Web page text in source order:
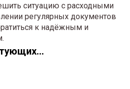
ситуацию с расходными
регулярных документов
к надёжным и